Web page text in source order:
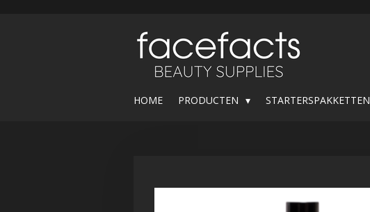
HOME PRODUCTEN STARTERSPAKKETTEN